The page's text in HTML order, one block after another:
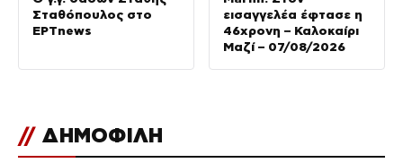
Σταθόπουλος στο
ΕΡΤnews
εισαγγελέα έφτασε η
46χρονη – Καλοκαίρι
Μαζί – 07/08/2026
// ΔΗΜΟΦΙΛΗ